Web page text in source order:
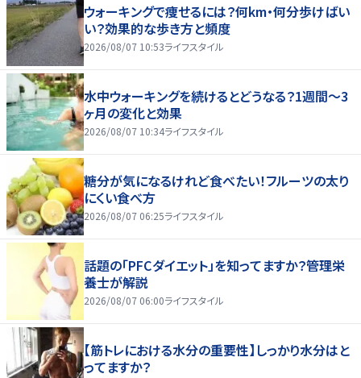
ウォーキングで痩せるには？何km・何分歩けばい
い？効果的な歩き方と頻度
2026/08/07 10:53ライフスタイル
水中ウォーキングを続けるとどうなる？1週間～3
ヶ月の変化と効果
2026/08/07 10:34ライフスタイル
糖分が気になるけれど食べたい！フルーツの太り
にくい食べ方
2026/08/07 06:25ライフスタイル
話題の「PFCダイエット」を知ってますか？管理栄
養士が解説
2026/08/07 06:00ライフスタイル
【筋トレにおける水分の重要性】しっかり水分はと
ってますか？